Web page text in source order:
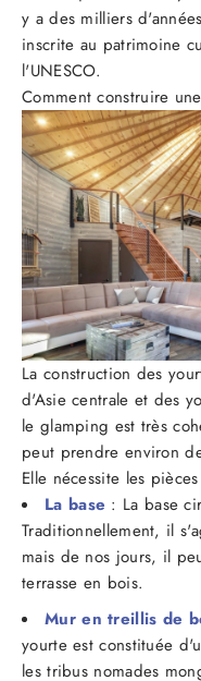
y a des milliers
inscrite au patrimoine
l'UNESCO.
Comment construire
La construction des
d'Asie centrale et des
le glamping est très
peut prendre environ
Elle nécessite les
La base : La base
Traditionnellement, il
mais de nos jours, il
terrasse en bois.
Mur en treillis de
yourte est constituée
les tribus nomades